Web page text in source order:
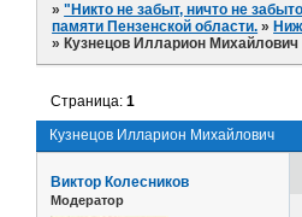
»"Никто не забыт, ничто не
памяти Пензенской области. »
» Кузнецов Илларион Михайлович
Кузнецов Илларион Михайлович
Страница:1
Виктор Колесников
Модератор